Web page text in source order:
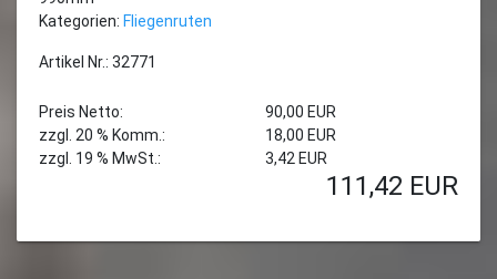
Kategorien: Fliegenruten
Artikel Nr.: 32771
Preis Netto:
90,00 EUR
zzgl. 20 % Komm.:
18,00 EUR
zzgl. 19 % MwSt.:
3,42 EUR
111,42 EUR